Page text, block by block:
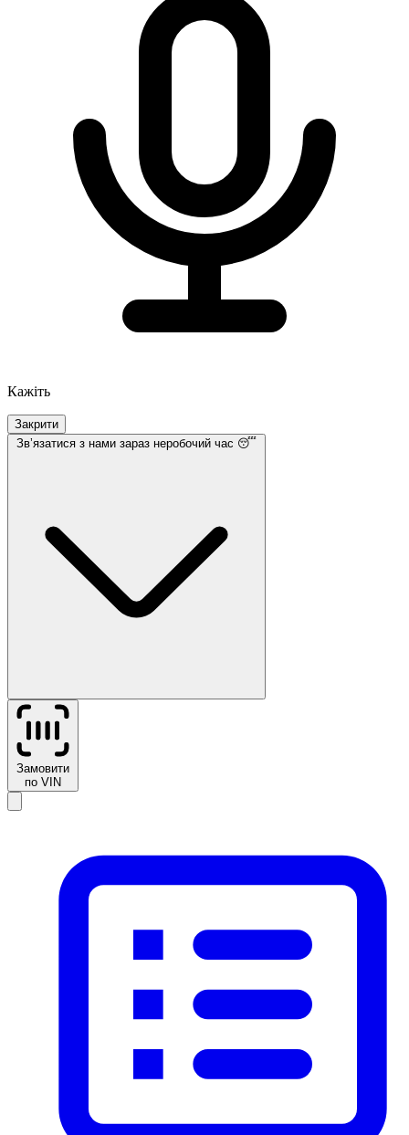
Кажіть
Закрити
Звʼязатися з нами зараз неробочий час 😴
Замовити
по VIN